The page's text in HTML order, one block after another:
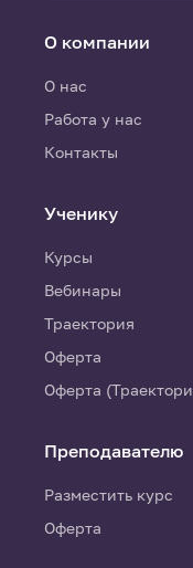
О компании
О нас
Работа у нас
Контакты
Ученику
Курсы
Вебинары
Траектория
Оферта
Оферта
Преподавателю
Разместить курс
Оферта